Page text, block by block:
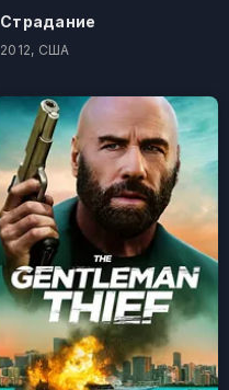
Страдание
2012, США